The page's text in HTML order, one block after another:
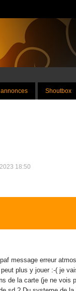
annonces Shoutbox
18:50
message erreur
plus y jouer :-( je
de la carte (je ne vois